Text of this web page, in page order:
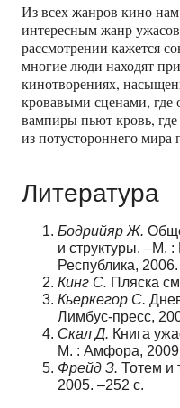
Из всех жанров кино нам
интересным жанр
рассмотрении кажется
многие люди находят
кинотворениях,
кровавыми сценами, где
вампиры пьют кровь,
из потустороннего мира
Литература
Бодрийяр Ж.
и структуры. –М.
Республика,
Кинг С. Пляска
Кьеркегор С.
Лимбус-пресс,
Скал Д. Книга
М. : Амфора,
Фрейд З. Тотем и
2005. –252 с.